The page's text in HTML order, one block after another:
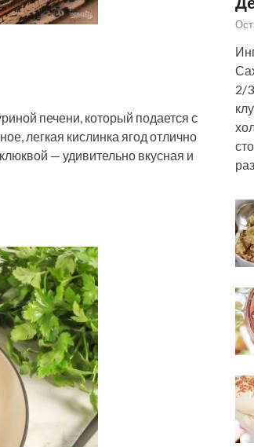
печени, который подается с
легкая кислинка ягод отлично
— удивительно вкусная и
2/